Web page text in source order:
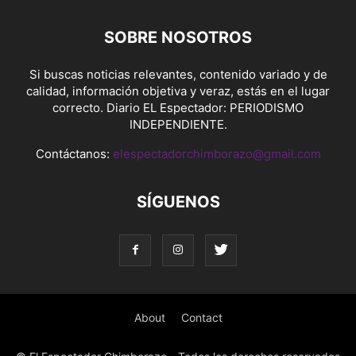
SOBRE NOSOTROS
Si buscas noticias relevantes, contenido variado y de
calidad, información objetiva y veraz, estás en el lugar
correcto. Diario EL Espectador: PERIODISMO
INDEPENDIENTE.
Contáctanos: elespectadorchimborazo@gmail.com
SÍGUENOS
About Contact